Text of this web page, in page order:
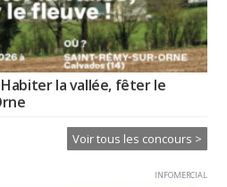
la vallée, fêter le
Voir tous les concours >
INFOMERCIAL